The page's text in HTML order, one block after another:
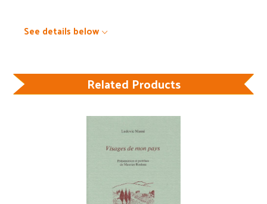
See details below
Related Products